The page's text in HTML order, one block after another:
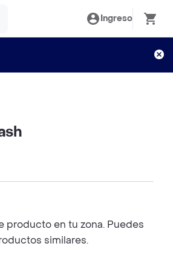
Ingreso
producto en tu zona. Puedes
similares.